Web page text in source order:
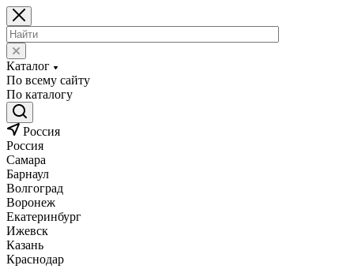
Каталог
По всему сайту
По каталогу
Россия
Россия
Самара
Барнаул
Волгоград
Воронеж
Екатеринбург
Ижевск
Казань
Краснодар